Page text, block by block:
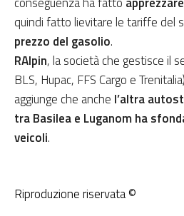
quindi fatto lievitare le tariffe del
prezzo del gasolio.
RAlpin, la società che gestisce il
BLS, Hupac, FFS Cargo e
aggiunge che anche l’altra
tra Basilea e Luganom ha
veicoli.
Riproduzione riservata ©